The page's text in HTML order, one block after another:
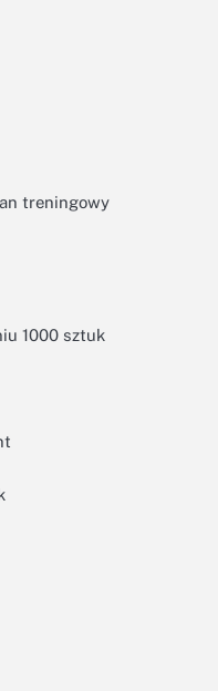
treningowy
1000 sztuk